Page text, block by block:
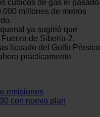
preferencias en la
o retirar su
en la Declaración
para personalizar
funciones de redes
compartimos
del sitio web con
publicidad y análisis
cúbicos de gas el pasado
millones de metros
ya sugirió que
de Siberia-2,
licuado del Golfo Pérsico
prácticamente